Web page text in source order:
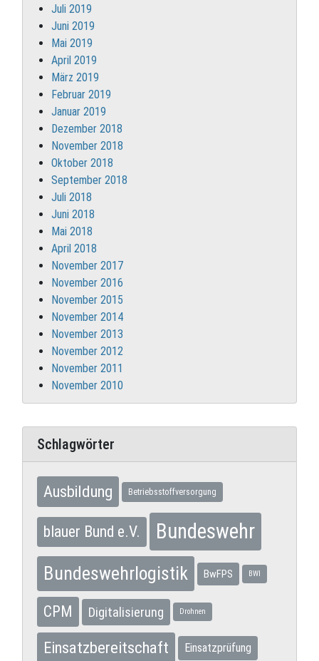
Juli 2019
Juni 2019
Mai 2019
April 2019
März 2019
Februar 2019
Januar 2019
Dezember 2018
November 2018
Oktober 2018
September 2018
Juli 2018
Juni 2018
Mai 2018
April 2018
November 2017
November 2016
November 2015
November 2014
November 2013
November 2012
November 2011
November 2010
Schlagwörter
Ausbildung Betriebsstoffversorgung
blauer Bund e.V. Bundeswehr
Bundeswehrlogistik BwFPS BWI
CPM Digitalisierung Drohnen
Einsatzbereitschaft Einsatzprüfung